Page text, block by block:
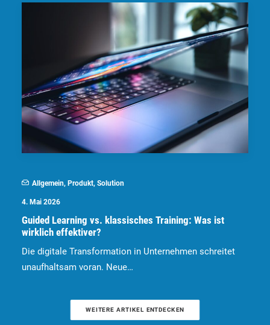
Allgemein, Produkt, Solution
4. Mai 2026
Guided Learning vs. klassisches Training: Was ist
wirklich effektiver?
Die digitale Transformation in Unternehmen schreitet
unaufhaltsam voran. Neue…
WEITERE ARTIKEL ENTDECKEN